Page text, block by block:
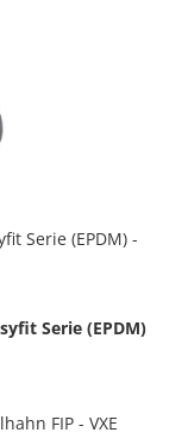
Serie (EPDM) -
Serie (EPDM)
FIP - VXE